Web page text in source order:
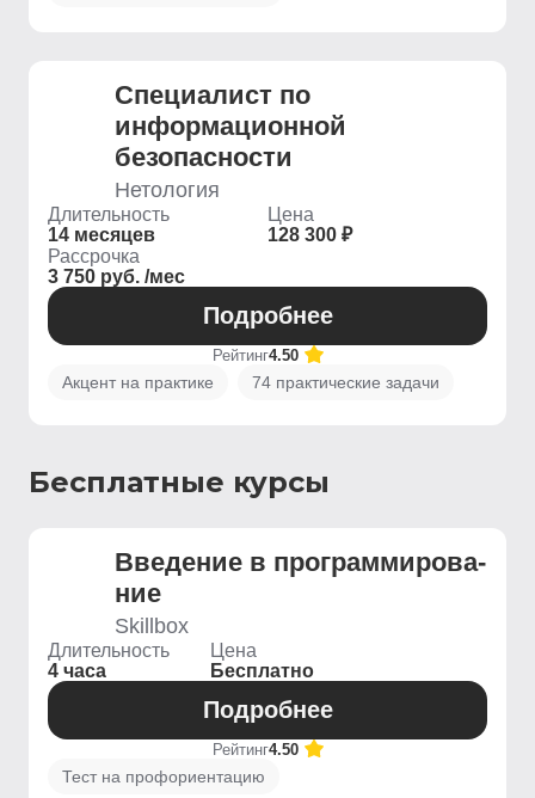
Специалист по
информационной
безопасности
Нетология
Длительность
14 месяцев
Цена
128 300 ₽
Рассрочка
3 750 руб. /мес
Подробнее
Рейтинг4.50
Акцент на практике 74 практические задачи
Бесплатные курсы
Введение ­в программирова­
ние
Skillbox
Длительность
4 часа
Цена
Бесплатно
Подробнее
Рейтинг4.50
Тест на профориентацию